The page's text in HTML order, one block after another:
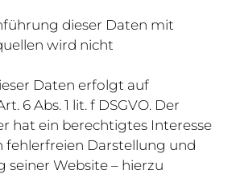
dieser Daten mit
wird nicht
Daten erfolgt auf
6 Abs. 1 lit. f DSGVO. Der
hat ein berechtigtes Interesse
fehlerfreien Darstellung und
seiner Website – hierzu